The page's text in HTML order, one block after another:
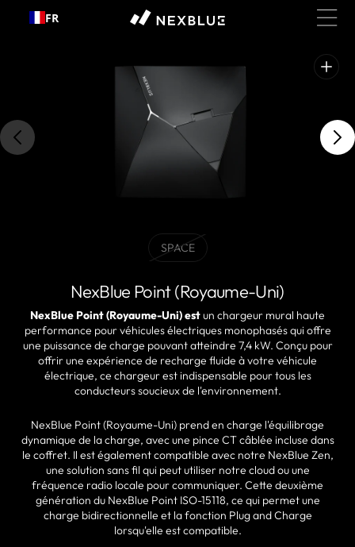
FR
Ouvrir
médias
SPACE
BLACK
épuisée
ou
indisponible
NexBlue Point (Royaume-Uni)
NexBlue Point (Royaume-Uni) estun chargeur mural haute
performance pour véhicules électriques monophasés qui offre
une puissance de charge pouvant atteindre 7,4 kW. Conçu pour
offrir une expérience de recharge fluide à votre véhicule
électrique, ce chargeur est indispensable pour tous les
conducteurs soucieux de l'environnement.
NexBlue Point (Royaume-Uni) prend en charge l'équilibrage
dynamique de la charge, avec une pince CT câblée incluse dans
le coffret. Il est également compatible avec notre NexBlue Zen,
une solution sans fil qui peut utiliser notre cloud ou une
fréquence radio locale pour communiquer. Cette deuxième
génération du NexBlue Point ISO-15118, ce qui permet une
charge bidirectionnelle et la fonction Plug and Charge
lorsqu'elle est compatible.